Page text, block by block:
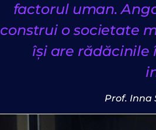
factorul uman.
construi o societate
își are rădăcinile
Prof. Inna